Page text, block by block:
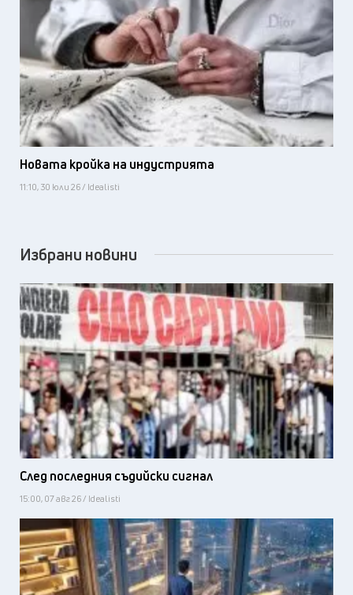
Новата кройка на индустрията
11:10, 30 юли 26 / Idealisti
Избрани новини
След последния съдийски сигнал
15:00, 07 авг 26 / Idealisti